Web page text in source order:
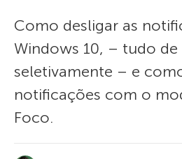
Como desligar as
Windows 10, – tudo de
seletivamente – e
notificações com o
Foco.